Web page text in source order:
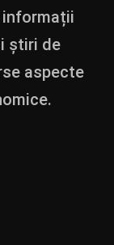
informații
știri de
aspecte